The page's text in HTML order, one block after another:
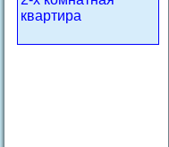
квартира